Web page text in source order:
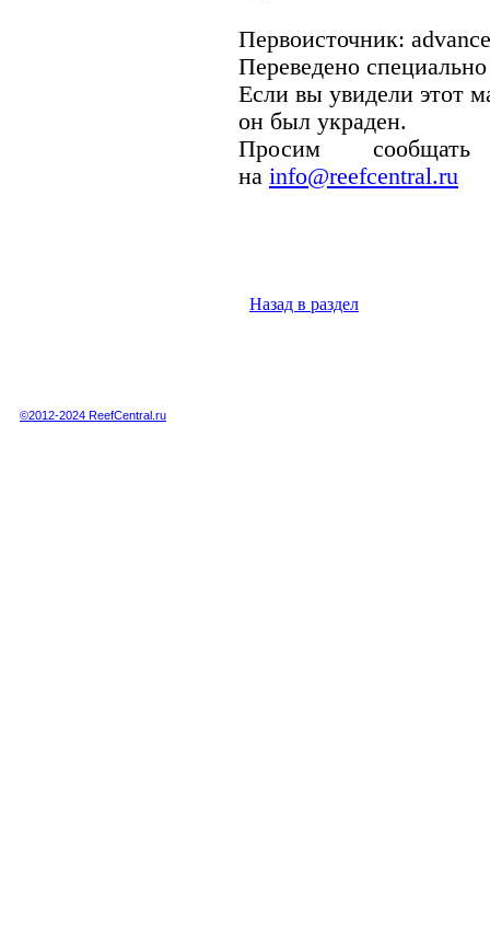
Первоисточник:
Переведено
Если вы увидели этот
он был украден.
Просим
на info@reefcentral.ru
Назад в раздел
©2012-2024 ReefCentral.ru